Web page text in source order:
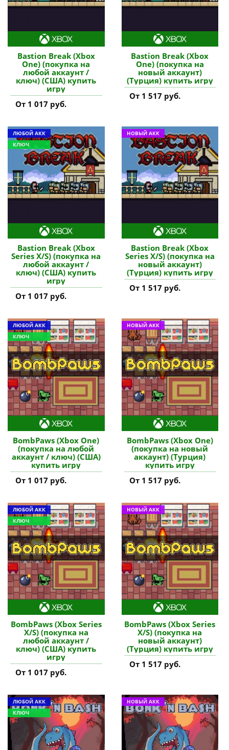
Bastion Break (Xbox
One) (покупка на
любой аккаунт /
ключ) (США) купить
игру
От 1 017 руб.
Bastion Break (Xbox
One) (покупка на
новый аккаунт)
(Турция) купить игру
От 1 517 руб.
ЛЮБОЙ АКК
КЛЮЧ
Bastion Break (Xbox
Series X/S) (покупка на
любой аккаунт /
ключ) (США) купить
игру
От 1 017 руб.
НОВЫЙ АКК
Bastion Break (Xbox
Series X/S) (покупка на
новый аккаунт)
(Турция) купить игру
От 1 517 руб.
ЛЮБОЙ АКК
КЛЮЧ
BombPaws (Xbox One)
(покупка на любой
аккаунт / ключ) (США)
купить игру
От 1 017 руб.
НОВЫЙ АКК
BombPaws (Xbox One)
(покупка на новый
аккаунт) (Турция)
купить игру
От 1 517 руб.
ЛЮБОЙ АКК
КЛЮЧ
BombPaws (Xbox Series
X/S) (покупка на
любой аккаунт /
ключ) (США) купить
игру
От 1 017 руб.
НОВЫЙ АКК
BombPaws (Xbox Series
X/S) (покупка на
новый аккаунт)
(Турция) купить игру
От 1 517 руб.
ЛЮБОЙ АКК
КЛЮЧ
НОВЫЙ АКК